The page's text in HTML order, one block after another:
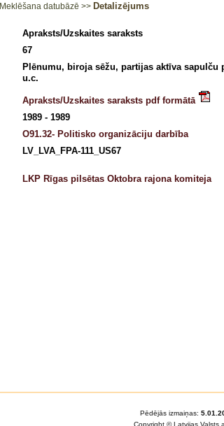
Meklēšana datubāzē >> Detalizējums
Apraksts/Uzskaites saraksts
67
Plēnumu, biroja sēžu, partijas aktīva
u.c.
Apraksts/Uzskaites saraksts pdf formātā
1989 - 1989
O91.32- Politisko organizāciju darbība
LV_LVA_FPA-111_US67
LKP Rīgas pilsētas Oktobra rajona komiteja
Pēdējās izmaiņas:
Copyright © Latvijas Valsts